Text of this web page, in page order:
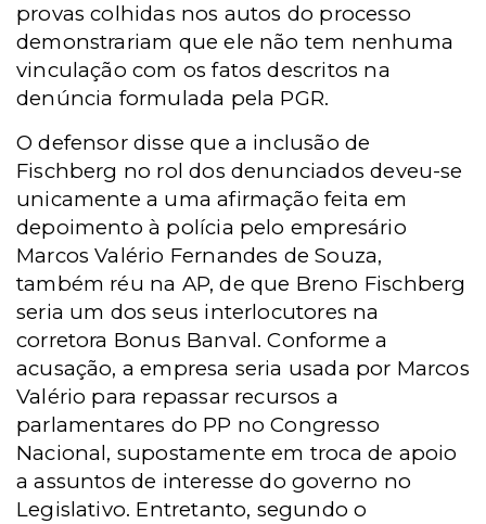
provas colhidas nos autos do processo
demonstrariam que ele não tem nenhuma
vinculação com os fatos descritos na
denúncia formulada pela PGR.
O defensor disse que a inclusão de
Fischberg no rol dos denunciados deveu-se
unicamente a uma afirmação feita em
depoimento à polícia pelo empresário
Marcos Valério Fernandes de Souza,
também réu na AP, de que Breno Fischberg
seria um dos seus interlocutores na
corretora Bonus Banval. Conforme a
acusação, a empresa seria usada por Marcos
Valério para repassar recursos a
parlamentares do PP no Congresso
Nacional, supostamente em troca de apoio
a assuntos de interesse do governo no
Legislativo. Entretanto, segundo o